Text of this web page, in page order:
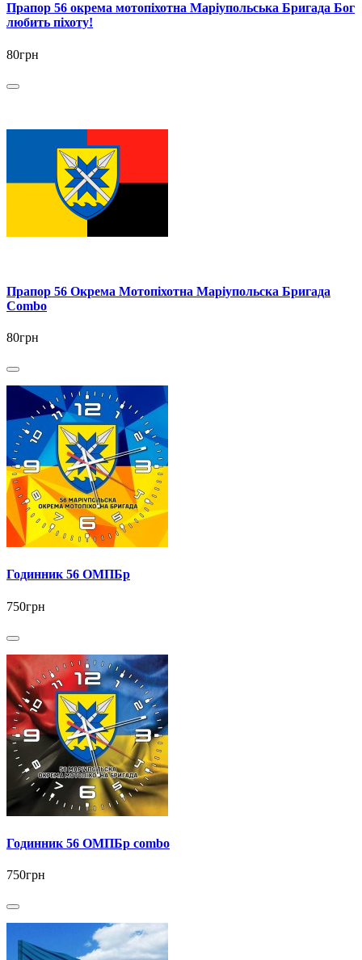
Прапор 56 окрема мотопіхотна Маріупольська Бригада Бог
любить піхоту!
80грн
Прапор 56 Окрема Мотопіхотна Маріупольска Бригада
Combo
80грн
Годинник 56 ОМПБр
750грн
Годинник 56 ОМПБр combo
750грн